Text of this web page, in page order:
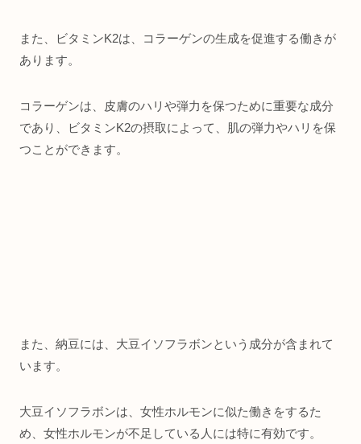
また、ビタミンK2は、コラーゲンの生成を促進する働きが
あります。
コラーゲンは、皮膚のハリや弾力を保つために重要な成分
であり、ビタミンK2の摂取によって、肌の弾力やハリを保
つことができます。
また、納豆には、大豆イソフラボンという成分が含まれて
います。
大豆イソフラボンは、女性ホルモンに似た働きをするた
め、女性ホルモンが不足している人には特に有効です。